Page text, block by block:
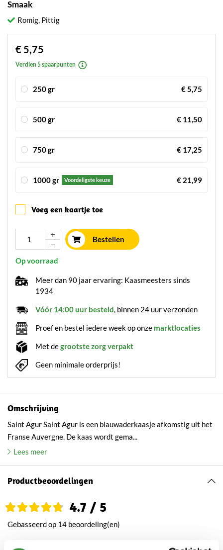
Smaak
Romig, Pittig
€ 5,75
Verdien 5 spaarpunten
250 gr € 5,75
500 gr € 11,50
750 gr € 17,25
1000 gr Voordeligste keuze € 21,99
Voeg een kaartje toe
Bestellen
Op voorraad
Meer dan 90 jaar ervaring: Kaasmeesters sinds
1934
Vóór 14:00 uur besteld, binnen 24 uur verzonden
Proef en bestel iedere week op onze marktlocaties
Met degrootste zorg verpakt
Geen minimale orderprijs!
Omschrijving
Saint Agur Saint Agur is een blauwaderkaasje afkomstig uit het
Franse Auvergne. De kaas wordt gema...
Lees meer
Productbeoordelingen
4.7 / 5
Gebasseerd op 14 beoordeling(en)
De beste 'smelt in je mondkaas' die er is.